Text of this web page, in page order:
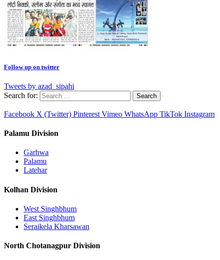
Follow up on twitter
Tweets by azad_sipahi
Search for:
Facebook X (Twitter) Pinterest Vimeo WhatsApp TikTok Instagram
Palamu Division
Garhwa
Palamu
Latehar
Kolhan Division
West Singhbhum
East Singhbhum
Seraikela Kharsawan
North Chotanagpur Division